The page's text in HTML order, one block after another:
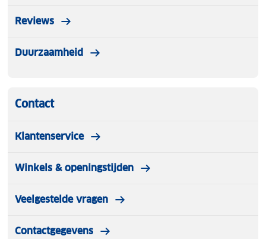
Reviews
Duurzaamheid
Contact
Klantenservice
Winkels & openingstijden
Veelgestelde vragen
Contactgegevens